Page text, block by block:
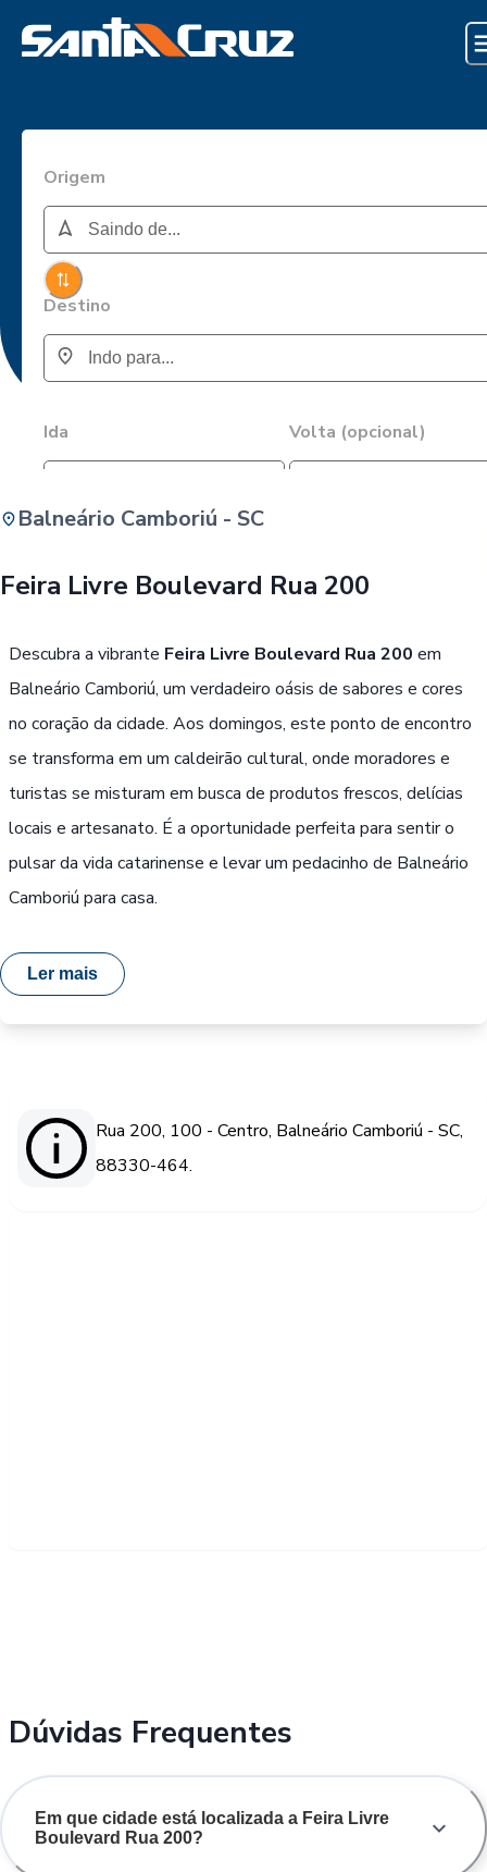
Origem
Destino
Ida Volta (opcional)
Balneário Camboriú - SC
Feira Livre Boulevard Rua 200
Descubra a vibrante Feira Livre Boulevard Rua 200 em
Balneário Camboriú, um verdadeiro oásis de sabores e cores
no coração da cidade. Aos domingos, este ponto de encontro
se transforma em um caldeirão cultural, onde moradores e
turistas se misturam em busca de produtos frescos, delícias
locais e artesanato. É a oportunidade perfeita para sentir o
pulsar da vida catarinense e levar um pedacinho de Balneário
Camboriú para casa.
Ler mais
Rua 200, 100 - Centro, Balneário Camboriú - SC,
88330-464.
Dúvidas Frequentes
Em que cidade está localizada a Feira Livre
Boulevard Rua 200?